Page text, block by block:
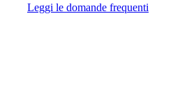
Leggi le domande frequenti